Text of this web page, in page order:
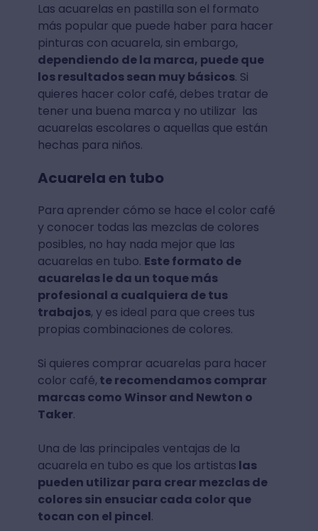
Las acuarelas en pastilla son el formato
más popular que puede haber para hacer
pinturas con acuarela, sin embargo,
dependiendo de la marca, puede que
los resultados sean muy básicos. Si
quieres hacer color café, debes tratar de
tener una buena marca y no utilizar las
acuarelas escolares o aquellas que están
hechas para niños.
Acuarela en tubo
Para aprender cómo se hace el color café
y conocer todas las mezclas de colores
posibles, no hay nada mejor que las
acuarelas en tubo. Este formato de
acuarelas le da un toque más
profesional a cualquiera de tus
trabajos, y es ideal para que crees tus
propias combinaciones de colores.
Si quieres comprar acuarelas para hacer
color café, te recomendamos comprar
marcas como Winsor and Newton o
Taker.
Una de las principales ventajas de la
acuarela en tubo es que los artistas las
pueden utilizar para crear mezclas de
colores sin ensuciar cada color que
tocan con el pincel.